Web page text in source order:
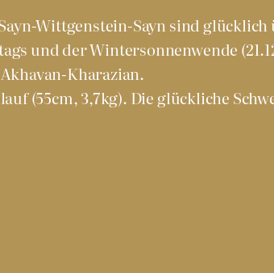
Wittgenstein-Sayn sind
und der Wintersonnenwende
Kharazian.
(55cm, 3,7kg). Die glückliche